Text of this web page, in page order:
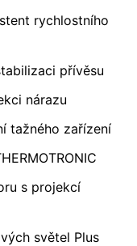
rychlostního
přívěsu
nárazu
tažného zařízení
s projekcí
světel Plus